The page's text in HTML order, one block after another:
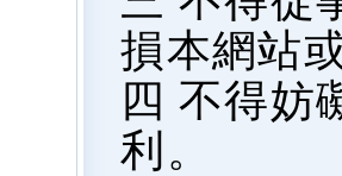
損本網站
四 不得妨
利。